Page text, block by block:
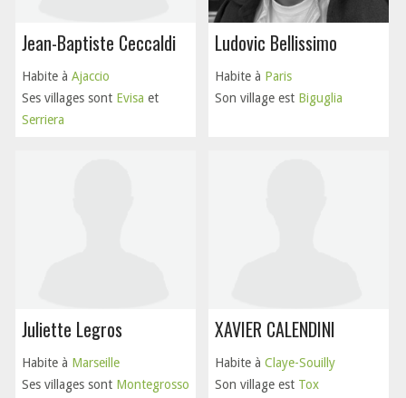
Jean-Baptiste Ceccaldi
Habite à Ajaccio
Ses villages sont Evisa et
Serriera
Ludovic Bellissimo
Habite à Paris
Son village est Biguglia
Juliette Legros
Habite à Marseille
Ses villages sont Montegrosso
XAVIER CALENDINI
Habite à Claye-Souilly
Son village est Tox